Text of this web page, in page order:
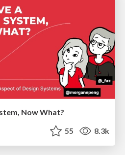
Now What?
55 8.3k